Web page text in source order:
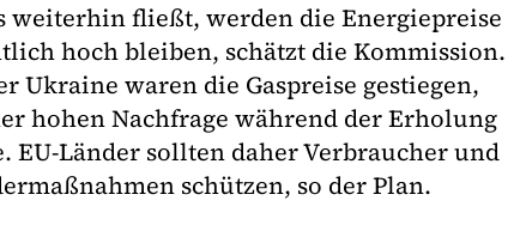
weiterhin fließt, werden die Energiepreise
hoch bleiben, schätzt die Kommission.
Ukraine waren die Gaspreise gestiegen,
hohen Nachfrage während der Erholung
EU-Länder sollten daher Verbraucher und
schützen, so der Plan.